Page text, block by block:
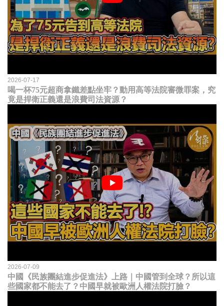
2026-07-17
喝一杯75元超商拿鐵差點坐牢？動用高等法院審微罪案，究
竟是捍衛正義還是浪費司法資源？
2026-07-09
中國《民族團結進步促進法》上路｜中國管到全球？所以這
些國家都不能去了？中國早就被歐洲人權法院打臉？